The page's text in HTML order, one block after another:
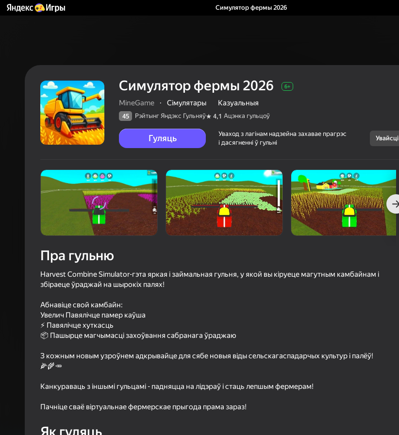
Симулятор фермы 2026
фермы 2026
MineGame
Сімулятары
Казуальныя
45 Рэйтынг Яндэкс Гульняў
4,1 Ацэнка гульцоў
Больш падрабязна аб гульні
Симулятор фермы 2026 6+
MineGame · Сімулятары Казуальныя
45 Рэйтынг Яндэкс Гульняў 4,1 Ацэнка гульцоў
Гуляць
Уваход з лагінам надзейна захавае прагрэс
і дасягненні ў гульні
Увайсці
Пра гульню
Harvest Combine Simulator-гэта яркая і займальная гульня, у якой вы кіруеце магутным камбайнам і
збіраеце ўраджай на шырокіх палях!
Абнавіце свой камбайн:
Увелич Павялічце памер каўша
⚡ Павялічце хуткасць
📦 Пашырце магчымасці захоўвання сабранага ўраджаю
З кожным новым узроўнем адкрывайце для сябе новыя віды сельскагаспадарчых культур і палёў!
🌽🌾🥕
Канкураваць з іншымі гульцамі - падняцца на лідэраў і стаць лепшым фермерам!
Пачніце сваё віртуальнае фермерскае прыгода прама зараз!